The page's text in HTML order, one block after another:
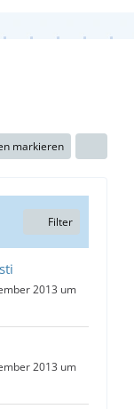
markieren
Filter
2013 um
2013 um